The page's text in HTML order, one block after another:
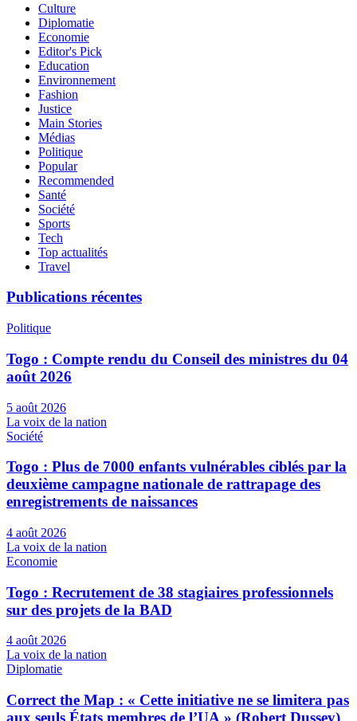
Culture
Diplomatie
Economie
Editor's Pick
Education
Environnement
Fashion
Justice
Main Stories
Médias
Politique
Popular
Recommended
Santé
Société
Sports
Tech
Top actualités
Travel
Publications récentes
Politique
Togo : Compte rendu du Conseil des ministres du 04
août 2026
5 août 2026
La voix de la nation
Société
Togo : Plus de 7000 enfants vulnérables ciblés par la
deuxième campagne nationale de rattrapage des
enregistrements de naissances
4 août 2026
La voix de la nation
Economie
Togo : Recrutement de 38 stagiaires professionnels
sur des projets de la BAD
4 août 2026
La voix de la nation
Diplomatie
Correct the Map : « Cette initiative ne se limitera pas
aux seuls États membres de l’UA » (Robert Dussey)